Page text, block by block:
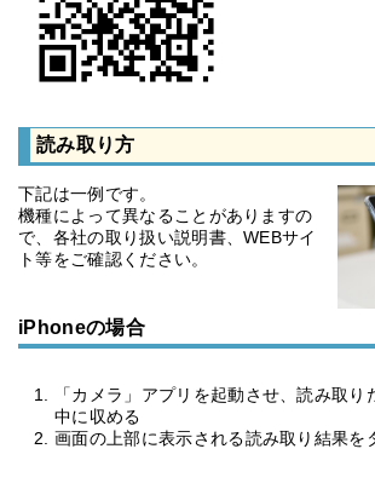
読み取り方
下記は一例です。
機種によって異なることがありますの
で、各社の取り扱い説明書、WEBサイ
ト等をご確認ください。
iPhoneの場合
「カメラ」アプリを起動させ、読み取
中に収める
画面の上部に表示される読み取り結果を